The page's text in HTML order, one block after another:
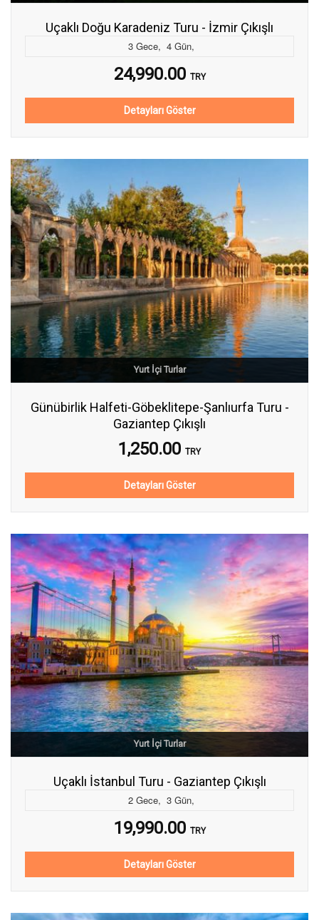
Uçaklı Doğu Karadeniz Turu - İzmir Çıkışlı
3 Gece, 4 Gün,
24,990.00 TRY
Detayları Göster
Yurt İçi Turlar
Günübirlik Halfeti-Göbeklitepe-Şanlıurfa Turu -
Gaziantep Çıkışlı
1,250.00 TRY
Detayları Göster
Yurt İçi Turlar
Uçaklı İstanbul Turu - Gaziantep Çıkışlı
2 Gece, 3 Gün,
19,990.00 TRY
Detayları Göster